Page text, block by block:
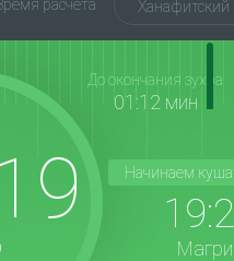
расчета Ханафитский
До окончания зухра
01:12 мин
Начинаем